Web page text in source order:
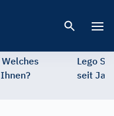
Lego
seit